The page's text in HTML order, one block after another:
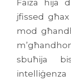
Faiza hija
jfissed
mod
sbuħija